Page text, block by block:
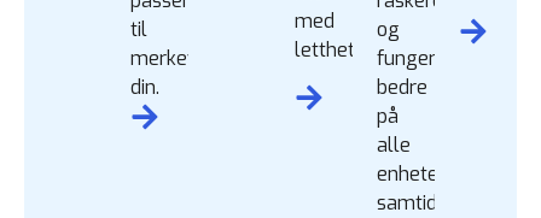
til
merkevaren
din.
med
letthet.
og
fungerer
bedre
på
alle
enheter,
samtidig